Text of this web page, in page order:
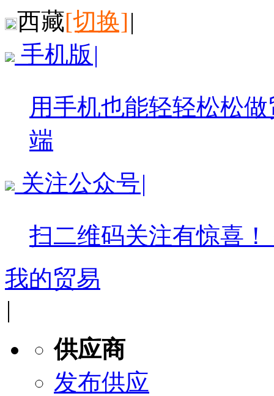
西藏[切换]|
手机版 |
用手机也能轻轻松松
端
关注公众号|
扫二维码关注有惊喜！
我的贸易
|
供应商
发布供应